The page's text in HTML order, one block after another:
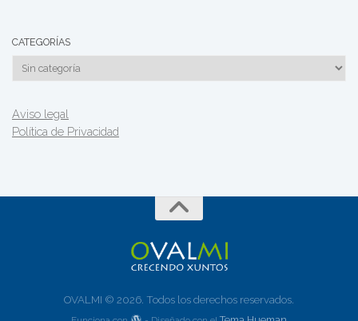
CATEGORÍAS
Categorías
Aviso legal
Política de Privacidad
OVALMI © 2026. Todos los derechos reservados.